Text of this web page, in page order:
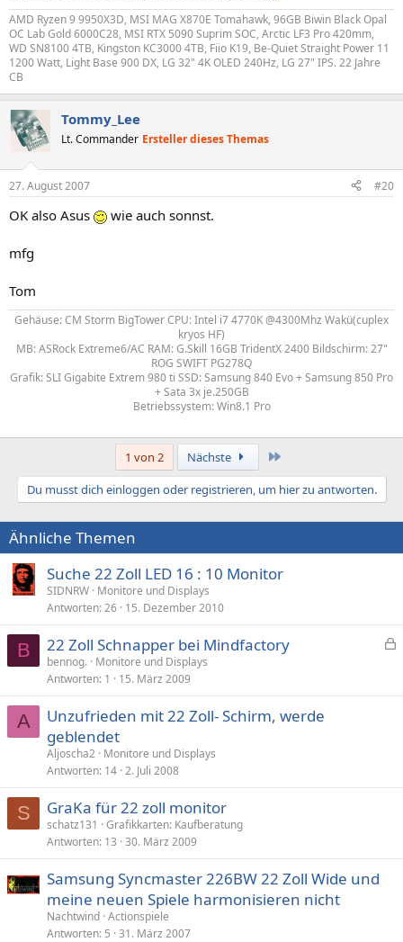
AMD Ryzen 9 9950X3D, MSI MAG X870E Tomahawk, 96GB Biwin Black Opal
OC Lab Gold 6000C28, MSI RTX 5090 Suprim SOC, Arctic LF3 Pro 420mm,
WD SN8100 4TB, Kingston KC3000 4TB, Fiio K19, Be-Quiet Straight Power 11
1200 Watt, Light Base 900 DX, LG 32" 4K OLED 240Hz, LG 27" IPS. 22 Jahre
CB
Tommy_Lee
Lt. Commander Ersteller dieses Themas
27. August 2007 #20
OK also Asus wie auch sonnst.
mfg
Tom
Gehäuse: CM Storm BigTower CPU: Intel i7 4770K @4300Mhz Wakü(cuplex
kryos HF)
MB: ASRock Extreme6/AC RAM: G.Skill 16GB TridentX 2400 Bildschirm: 27"
ROG SWIFT PG278Q
Grafik: SLI Gigabite Extrem 980 ti SSD: Samsung 840 Evo + Samsung 850 Pro
+ Sata 3x je.250GB
Betriebssystem: Win8.1 Pro
1 von 2 Nächste
Du musst dich einloggen oder registrieren, um hier zu antworten.
Ähnliche Themen
Suche 22 Zoll LED 16 : 10 Monitor
SIDNRW Monitore und Displays
Antworten 26 15. Dezember 2010
B
p
22 Zoll Schnapper bei Mindfactory
bennog. Monitore und Displays
Antworten 1 15. März 2009
A
Unzufrieden mit 22 Zoll- Schirm, werde
geblendet
Aljoscha2 Monitore und Displays
Antworten 14 2. Juli 2008
S GraKa für 22 zoll monitor
schatz131
Grafikkarten: Kaufberatung
Antworten 13 30. März 2009
Samsung Syncmaster 226BW 22 Zoll Wide und
meine neuen Spiele harmonisieren nicht
Nachtwind Actionspiele
Antworten 5 31. März 2007